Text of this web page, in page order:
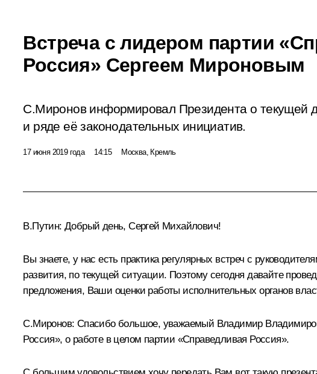
Встреча с лидером партии
Россия» Сергеем Мироновым
С.Миронов информировал Президента о текущей
и ряде её законодательных инициатив.
17 июня 2019 года 14:15 Москва, Кремль
В.Путин: Добрый день, Сергей Михайлович!
Вы знаете, у нас есть практика регулярных встреч с
развития, по текущей ситуации. Поэтому сегодня давайте
предложения, Ваши оценки работы исполнительных органов
С.Миронов: Спасибо большое, уважаемый Владимир
Россия», о работе в целом партии «Справедливая Россия».